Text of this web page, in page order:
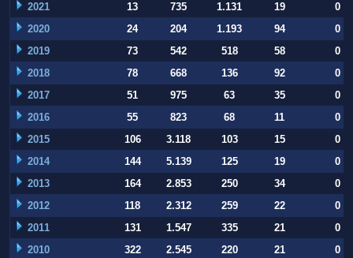
2021
13 735 1.131 19
0
2020
24 204 1.193 94
0
2019
73 542 518 58
0
2018
78 668 136 92
0
2017
51 975 63 35
0
2016
55 823 68 11
0
2015
106 3.118 103 15
0
2014
144 5.139 125 19
0
2013
164 2.853 250 34
0
2012
118 2.312 259 22
0
2011
131 1.547 335 21
0
2010
322 2.545 220 21 0